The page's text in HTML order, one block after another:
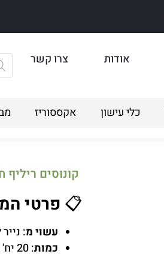
אודות צרו קשר
כלי עישון אקססוריז
קונוסים
📋 פרטי
עשוי מ:
כמות: 20 יח' במארז